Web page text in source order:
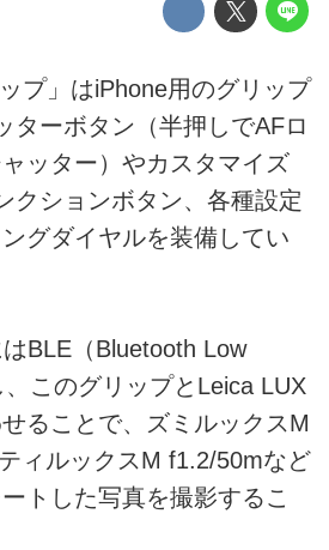
プ」はiPhone用のグリップ
ターボタン（半押しでAFロ
ッター）やカスタマイズ
クションボタン、各種設定
グダイヤルを装備してい
BLE（Bluetooth Low
このグリップとLeica LUX
ることで、ズミルックスM
ィルックスM f1.2/50mなど
トした写真を撮影するこ